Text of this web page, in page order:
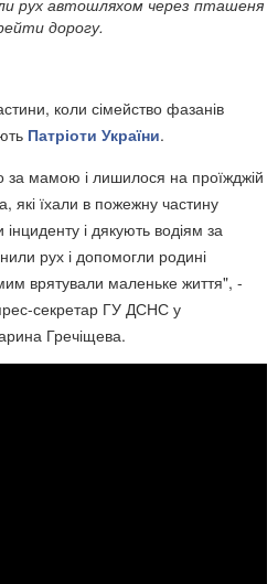
рух автошляхом через пташеня
дорогу.
коли сімейство фазанів
Патріоти України.
за мамою і лишилося на проїжджій
які їхали в пожежну частину
і дякують водіям за
рух і допомогли родині
врятували маленьке життя", -
секретар ГУ ДСНС у
Гречіщева.